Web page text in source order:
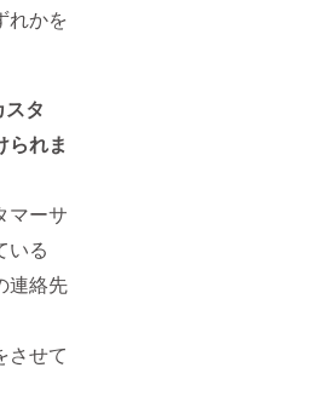
れかを
タ
られま
マーサ
いる
連絡先
させて